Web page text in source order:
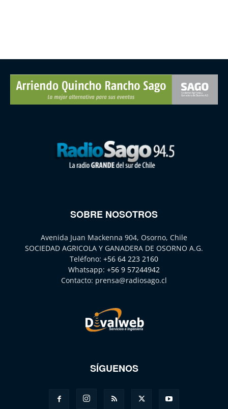
SOBRE NOSOTROS
Avenida Juan Mackenna 904, Osorno, Chile
SOCIEDAD AGRICOLA Y GANADERA DE OSORNO A.G.
Teléfono: +56 64 223 2160
Whatsapp: +56 9 57244942
Contacto: prensa@radiosago.cl
SÍGUENOS